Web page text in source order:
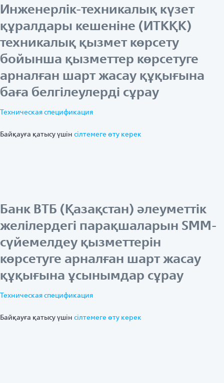
Инженерлік-техникалық күзет
құралдары кешеніне (ИТКҚК)
техникалық қызмет көрсету
бойынша қызметтер көрсетуге
арналған шарт жасау құқығына
баға белгілеулерді сұрау
Техническая спецификация
Байқауға қатысу үшін ciлтемеге өту керек
Банк ВТБ (Қазақстан) әлеуметтік
желілердегі парақшаларын SMM-
сүйемелдеу қызметтерін
көрсетуге арналған шарт жасау
құқығына ұсынымдар сұрау
Техническая спецификация
Байқауға қатысу үшін ciлтемеге өту керек